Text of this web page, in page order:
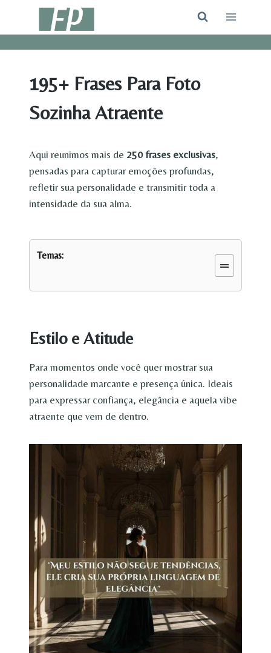
195+ Frases Para Foto
Sozinha Atraente
Aqui reunimos mais de 250 frases exclusivas,
pensadas para capturar emoções profundas,
refletir sua personalidade e transmitir toda a
intensidade da sua alma.
Temas:
Estilo e Atitude
Para momentos onde você quer mostrar sua
personalidade marcante e presença única. Ideais
para expressar confiança, elegância e aquela vibe
atraente que vem de dentro.